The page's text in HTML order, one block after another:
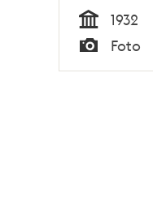
Tid
1932
Typ
Foto